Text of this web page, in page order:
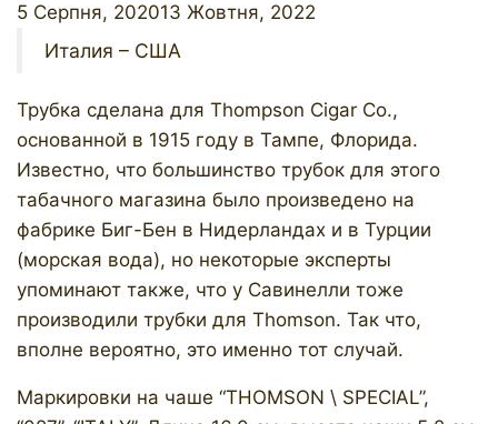
5 Серпня, 202013 Жовтня, 2022
Италия – США
Трубка сделана для Thompson Cigar Co.,
основанной в 1915 году в Тампе, Флорида.
Известно, что большинство трубок для этого
табачного магазина было произведено на
фабрике Биг-Бен в Нидерландах и в Турции
(морская вода), но некоторые эксперты
упоминают также, что у Савинелли тоже
производили трубки для Thomson. Так что,
вполне вероятно, это именно тот случай.
Маркировки на чаше “THOMSON \ SPECIAL”,